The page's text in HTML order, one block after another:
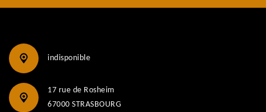
indisponible
17 rue de Rosheim
67000 STRASBOURG